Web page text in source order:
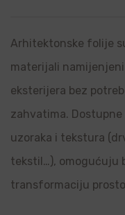
Arhitektonske folije
materijali
eksterijera bez
zahvatima.
uzoraka i tekstura
tekstil…), omogućuju
transformaciju